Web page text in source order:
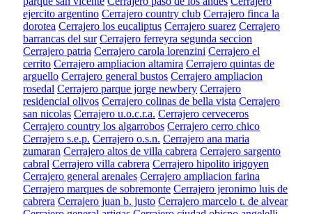
ejercito argentino Cerrajero country club Cerrajero finca la
dorotea Cerrajero los eucaliptus Cerrajero suarez Cerrajero
barrancas del sur Cerrajero ferreyra segunda seccion
Cerrajero patria Cerrajero carola lorenzini Cerrajero el
cerrito Cerrajero ampliacion altamira Cerrajero quintas de
arguello Cerrajero general bustos Cerrajero ampliacion
rosedal Cerrajero parque jorge newbery Cerrajero
residencial olivos Cerrajero colinas de bella vista Cerrajero
san nicolas Cerrajero u.o.c.r.a. Cerrajero cerveceros
Cerrajero country los algarrobos Cerrajero cerro chico
Cerrajero s.e.p. Cerrajero o.s.n. Cerrajero ana maria
zumaran Cerrajero altos de villa cabrera Cerrajero sargento
cabral Cerrajero villa cabrera Cerrajero hipolito irigoyen
Cerrajero general arenales Cerrajero ampliacion farina
Cerrajero marques de sobremonte Cerrajero jeronimo luis de
cabrera Cerrajero juan b. justo Cerrajero marcelo t. de alvear